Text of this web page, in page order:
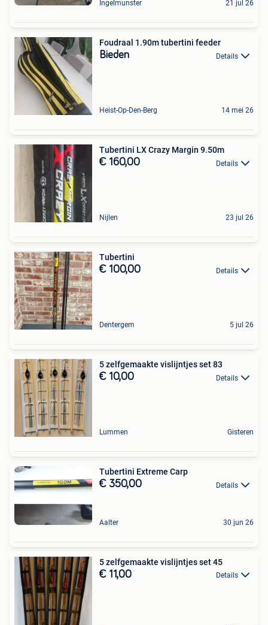
Ingelmunster 21 jul 26
Foudraal 1.90m tubertini feeder
Bieden Details
Heist-Op-Den-Berg 14 mei 26
Tubertini LX Crazy Margin 9.50m
€ 160,00 Details
Nijlen 23 jul 26
Tubertini
€ 100,00 Details
Dentergem 5 jul 26
5 zelfgemaakte vislijntjes set 83
€ 10,00 Details
Lummen Gisteren
Tubertini Extreme Carp
€ 350,00 Details
Aalter 30 jun 26
5 zelfgemaakte vislijntjes set 45
€ 11,00 Details